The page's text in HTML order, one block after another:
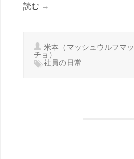
読む →
米本（マッシュウルフマッ
チョ）
社員の日常